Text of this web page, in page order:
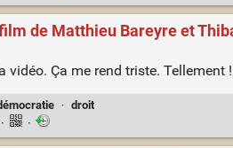
de Matthieu Bareyre et
Ça me rend triste. Tellement !
· droit
· ·